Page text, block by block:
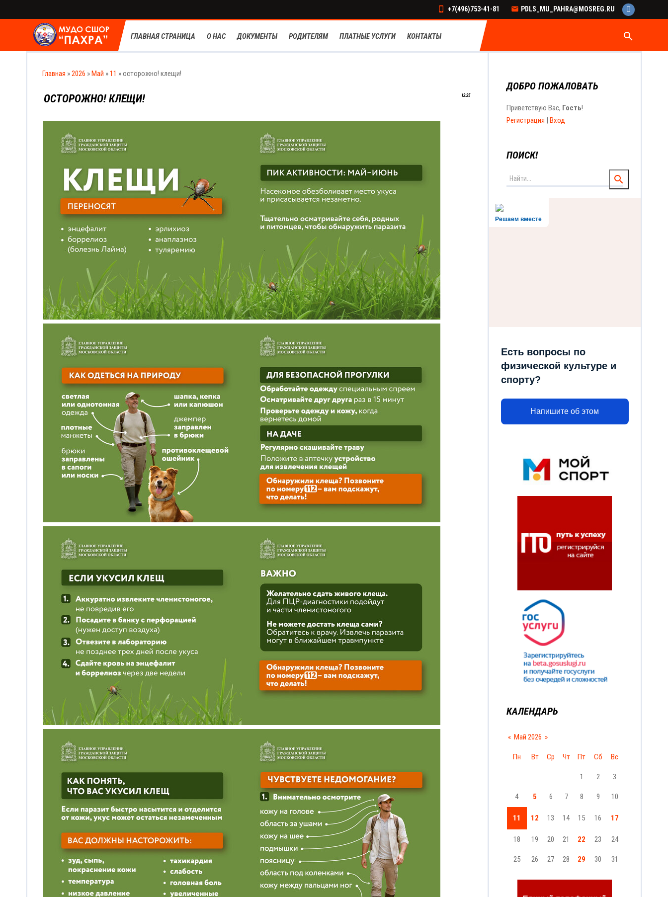
+7(496)753-41-81 PDLS_MU_PAHRA@MOSREG.RU
ГЛАВНАЯ СТРАНИЦА О НАС ДОКУМЕНТЫ РОДИТЕЛЯМ ПЛАТНЫЕ УСЛУГИ КОНТАКТЫ search
Главная »2026 »Май »11 » осторожно! клещи!
12:25
ОСТОРОЖНО! КЛЕЩИ!
ДОБРО ПОЖАЛОВАТЬ
Приветствую Вас, Гость!
Регистрация | Вход
ПОИСК!
Решаем вместе
Есть вопросы по
физической культуре и
спорту?
Напишите об этом
КАЛЕНДАРЬ
« Май 2026 »
Пн Вт Ср Чт Пт Сб Вс
1 2 3
4 5 6 7 8 9 10
11 12 13 14 15 16 17
18 19 20 21 22 23 24
25 26 27 28 29 30 31